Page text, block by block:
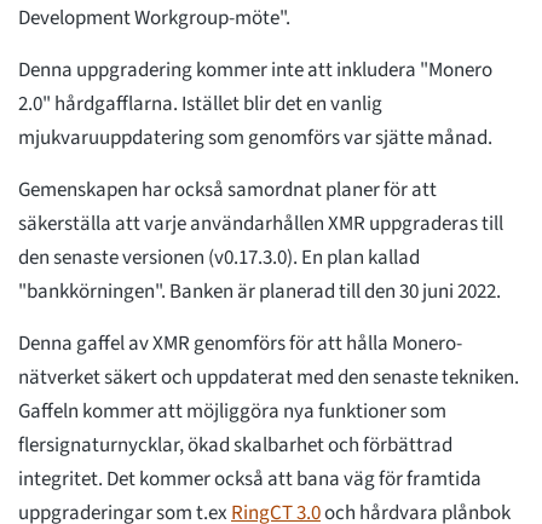
Development Workgroup-möte".
Denna uppgradering kommer inte att inkludera "Monero
2.0" hårdgafflarna. Istället blir det en vanlig
mjukvaruuppdatering som genomförs var sjätte månad.
Gemenskapen har också samordnat planer för att
säkerställa att varje användarhållen XMR uppgraderas till
den senaste versionen (v0.17.3.0). En plan kallad
"bankkörningen". Banken är planerad till den 30 juni 2022.
Denna gaffel av XMR genomförs för att hålla Monero-
nätverket säkert och uppdaterat med den senaste tekniken.
Gaffeln kommer att möjliggöra nya funktioner som
flersignaturnycklar, ökad skalbarhet och förbättrad
integritet. Det kommer också att bana väg för framtida
uppgraderingar som t.exRingCT 3.0och hårdvara plånbok